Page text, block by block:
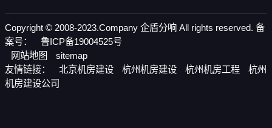
Copyright © 2008-2023.Company 企盾分响 All rights reserved. 备
案号：
鲁ICP备19004525号
网站地图
sitemap
友情链接：
北京机房建设 杭州机房建设 杭州机房工程
杭州
机房建设公司